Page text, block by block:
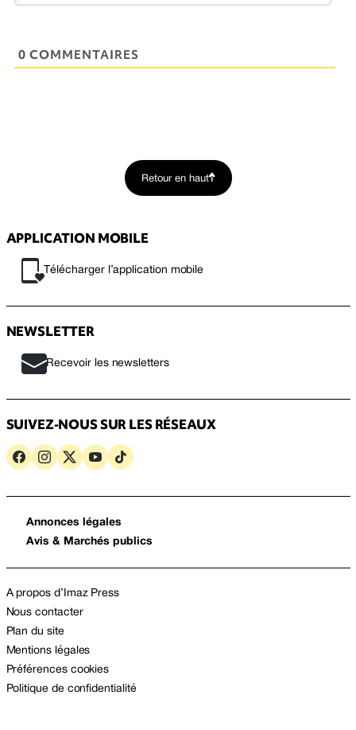
0 COMMENTAIRES
Retour en haut
APPLICATION MOBILE
Télécharger l’application mobile
NEWSLETTER
Recevoir les newsletters
SUIVEZ-NOUS SUR LES RÉSEAUX
Annonces légales
Avis & Marchés publics
A propos d’Imaz Press
Nous contacter
Plan du site
Mentions légales
Préférences cookies
Politique de confidentialité